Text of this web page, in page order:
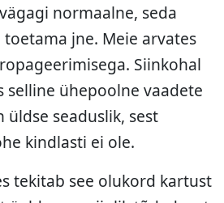
normaalne, seda
jne. Meie arvates
Siinkohal
selline ühepoolne vaadete
seaduslik, sest
kindlasti ei ole.
tekitab see olukord kartust